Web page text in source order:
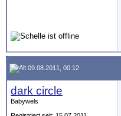
09.08.2011, 00:12
dark circle
Babywels